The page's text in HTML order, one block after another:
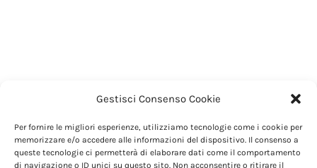
Gestisci Consenso Cookie
Per fornire le migliori esperienze, utilizziamo tecnologie come i cookie per
memorizzare e/o accedere alle informazioni del dispositivo. Il consenso a
queste tecnologie ci permetterà di elaborare dati come il comportamento
di navigazione o ID unici su questo sito. Non acconsentire o ritirare il